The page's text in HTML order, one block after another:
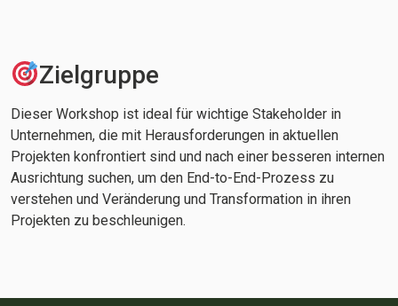
Zielgruppe
Dieser Workshop ist ideal für wichtige Stakeholder in
Unternehmen, die mit Herausforderungen in aktuellen
Projekten konfrontiert sind und nach einer besseren internen
Ausrichtung suchen, um den End-to-End-Prozess zu
verstehen und Veränderung und Transformation in ihren
Projekten zu beschleunigen.